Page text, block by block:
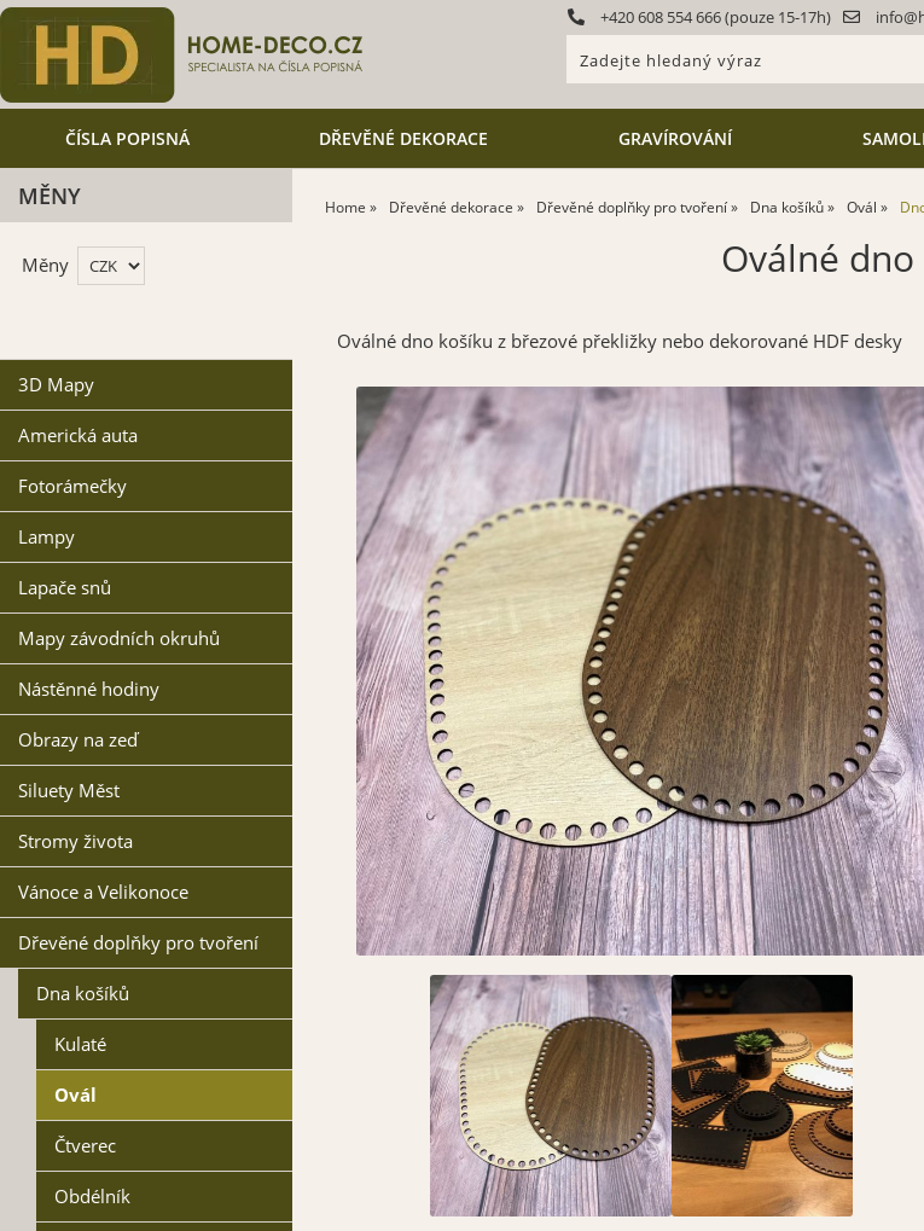
+420 608 554 666 (pouze 15-17h)
ČÍSLA POPISNÁ DŘEVĚNÉ DEKORACE GRAVÍROVÁNÍ
Home Dřevěné dekorace Dřevěné doplňky pro tvoření Dna košíků Ovál
Oválné
Oválné dno košíku z březové překližky nebo dekorované HDF desky
MĚNY
Měny
3D Mapy
Americká auta
Fotorámečky
Lampy
Lapače snů
Mapy závodních okruhů
Nástěnné hodiny
Obrazy na zeď
Siluety Měst
Stromy života
Vánoce a Velikonoce
Dřevěné doplňky pro tvoření
Dna košíků
Kulaté
Ovál
Čtverec
Obdélník